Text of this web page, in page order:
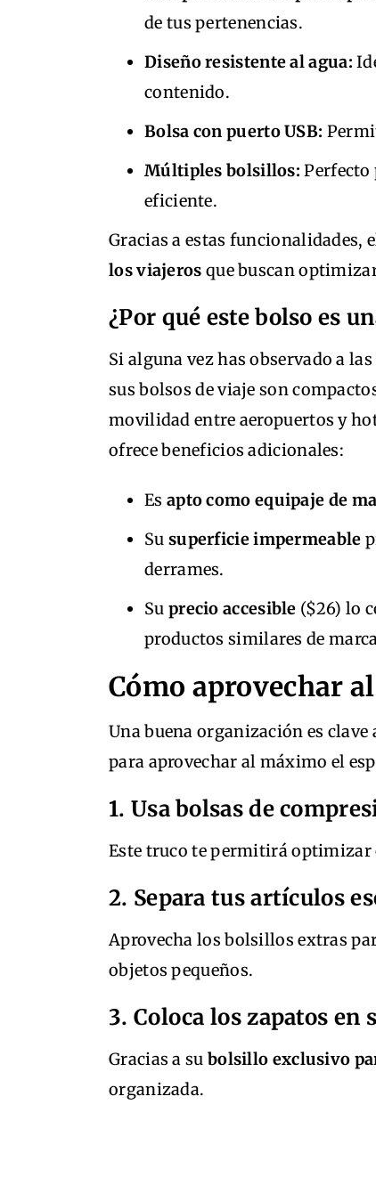
de tus pertenencias.
Diseño resistente al agua:
contenido.
Bolsa con puerto USB:
Múltiples bolsillos: Perfecto
eficiente.
Gracias a estas funcionalidades,
los viajeros que buscan
¿Por qué este bolso es
Si alguna vez has observado a las
sus bolsos de viaje son
movilidad entre aeropuertos y
ofrece beneficios adicionales:
Es apto como equipaje de
Su superficie impermeable
derrames.
Su precio accesible ($26) lo
productos similares de
Cómo aprovechar
Una buena organización es
para aprovechar al máximo el
1. Usa bolsas de
Este truco te permitirá optimizar
2. Separa tus artículos
Aprovecha los bolsillos extras
objetos pequeños.
3. Coloca los zapatos
Gracias a su bolsillo exclusivo
organizada.